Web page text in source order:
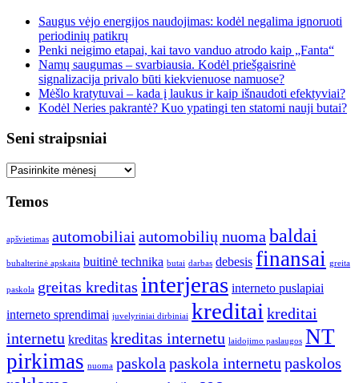
Saugus vėjo energijos naudojimas: kodėl negalima ignoruoti
periodinių patikrų
Penki neigimo etapai, kai tavo vanduo atrodo kaip „Fanta“
Namų saugumas – svarbiausia. Kodėl priešgaisrinė
signalizacija privalo būti kiekvienuose namuose?
Mėšlo kratytuvai – kada į laukus ir kaip išnaudoti efektyviai?
Kodėl Neries pakrantė? Kuo ypatingi ten statomi nauji butai?
Seni straipsniai
Seni
Temos
apšvietimas automobiliai automobilių nuomabaldai
buhalterinė apskaita buitinė technika butai darbas debesis finansai greita
paskola greitas kreditas interjeras interneto puslapiai
interneto sprendimai juvelyriniai dirbiniai kreditaikreditai
internetu kreditas kreditas internetu laidojimo paslaugos NT
pirkimas nuoma paskolapaskola internetupaskolos